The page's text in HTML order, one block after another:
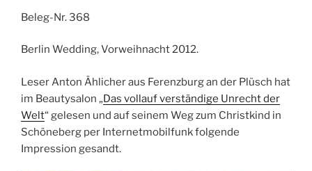
Beleg-Nr. 368
Berlin Wedding, Vorweihnacht 2012.
Leser Anton Ählicher aus Ferenzburg an der Plüsch hat
im Beautysalon „Das vollauf verständige Unrecht der
Welt“ gelesen und auf seinem Weg zum Christkind in
Schöneberg per Internetmobilfunk folgende
Impression gesandt.